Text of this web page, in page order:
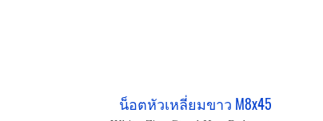
น็อตหัวเหลี่ยมขาว M8x45